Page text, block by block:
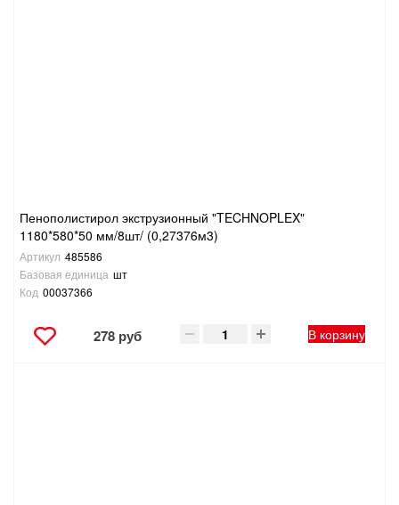
Пенополистирол экструзионный "TECHNOPLEX"
1180*580*50 мм/8шт/ (0,27376м3)
Артикул 485586
Базовая единица шт
Код 00037366
278 руб В корзину